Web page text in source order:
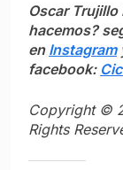
Oscar Trujillo
hacemos?
en Instagram
facebook:
Copyright ©
Rights